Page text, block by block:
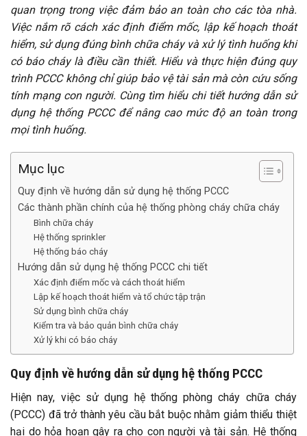
quan trọng trong việc đảm bảo an toàn cho các tòa nhà.
Việc nắm rõ cách xác định điểm mốc, lập kế hoạch thoát
hiểm, sử dụng đúng bình chữa cháy và xử lý tình huống khi
có báo cháy là điều cần thiết. Hiểu và thực hiện đúng quy
trình PCCC không chỉ giúp bảo vệ tài sản mà còn cứu sống
tính mạng con người. Cùng tìm hiểu chi tiết hướng dẫn sử
dụng hệ thống PCCC để nâng cao mức độ an toàn trong
mọi tình huống.
Mục lục
Quy định về hướng dẫn sử dụng hệ thống PCCC
Các thành phần chính của hệ thống phòng cháy chữa cháy
Bình chữa cháy
Hệ thống sprinkler
Hệ thống báo cháy
Hướng dẫn sử dụng hệ thống PCCC chi tiết
Xác định điểm mốc và cách thoát hiểm
Lập kế hoạch thoát hiểm và tổ chức tập trận
Sử dụng bình chữa cháy
Kiểm tra và bảo quản bình chữa cháy
Xử lý khi có báo cháy
Quy định về hướng dẫn sử dụng hệ thống PCCC
Hiện nay, việc sử dụng hệ thống phòng cháy chữa cháy
(PCCC) đã trở thành yêu cầu bắt buộc nhằm giảm thiểu thiệt
hại do hỏa hoạn gây ra cho con người và tài sản. Hệ thống